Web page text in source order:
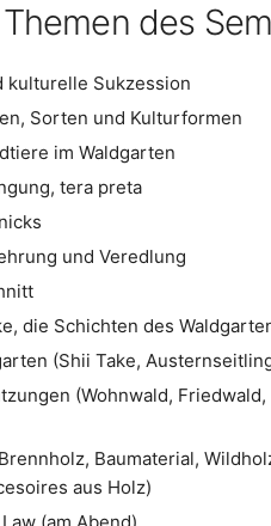
des
kulturelle Sukzession
Sorten und Kulturformen
im Waldgarten
tera preta
und Veredlung
die Schichten des
(Shii Take,
(Wohnwald,
Baumaterial,
aus Holz)